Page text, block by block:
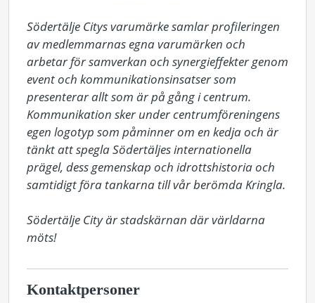
Södertälje Citys varumärke samlar profileringen
av medlemmarnas egna varumärken och
arbetar för samverkan och synergieffekter genom
event och kommunikationsinsatser som
presenterar allt som är på gång i centrum.
Kommunikation sker under centrumföreningens
egen logotyp som påminner om en kedja och är
tänkt att spegla Södertäljes internationella
prägel, dess gemenskap och idrottshistoria och
samtidigt föra tankarna till vår berömda Kringla.
Södertälje City är stadskärnan där världarna
möts!
Kontaktpersoner